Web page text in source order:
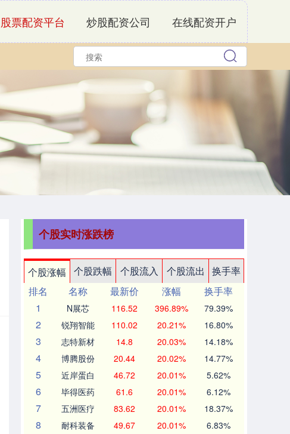
股票配资平台 炒股配资公司 在线配资开户
个股实时涨跌榜
个股涨幅 个股跌幅 个股流入 个股流出
换手率
排名
名称 最新价 涨幅
换手率
1
N展芯 116.52 396.89% 79.39%
2 锐翔智能 110.02 20.21% 16.80%
3 志特新材 14.8 20.03% 14.18%
4 博腾股份 20.44 20.02% 14.77%
5 近岸蛋白 46.72 20.01% 5.62%
6 毕得医药 61.6 20.01% 6.12%
7 五洲医疗 83.62 20.01% 18.37%
8 耐科装备 49.67 20.01% 6.83%